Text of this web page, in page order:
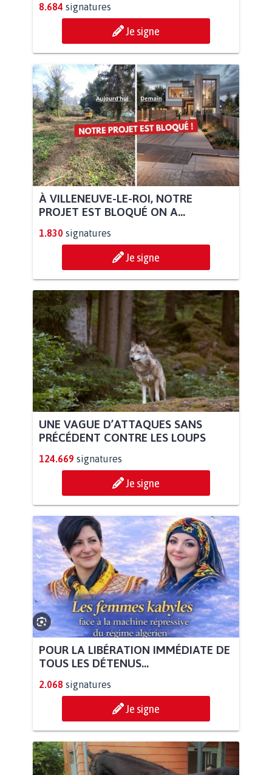
8.684 signatures
Je signe
À VILLENEUVE-LE-ROI, NOTRE
PROJET EST BLOQUÉ ON A...
1.830 signatures
Je signe
UNE VAGUE D’ATTAQUES SANS
PRÉCÉDENT CONTRE LES LOUPS
124.669 signatures
Je signe
POUR LA LIBÉRATION IMMÉDIATE DE
TOUS LES DÉTENUS...
2.068 signatures
Je signe